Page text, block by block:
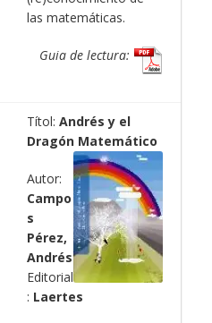
las matemáticas.
Guia de lectura:
Títol: Andrés y el
Dragón Matemático
Autor:
Campo
s
Pérez,
Andrés
Editorial
: Laertes